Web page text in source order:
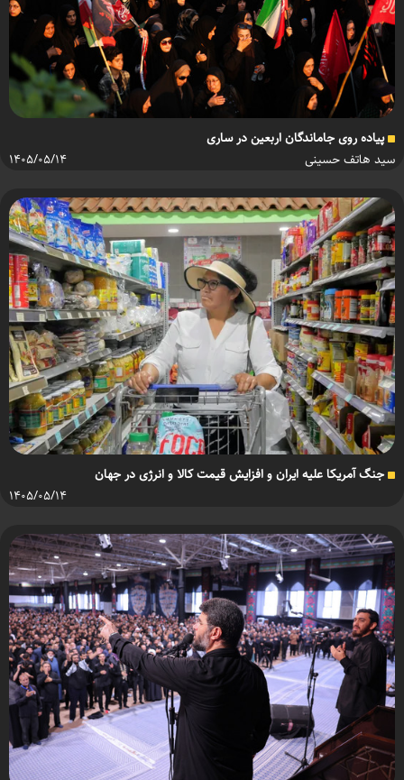
پیاده روی جاماندگان اربعین در ساری
سید هاتف حسینی
۱۴۰۵/۰۵/۱۴
جنگ آمریکا علیه ایران و افزایش قیمت کالا و انرژی در جهان
۱۴۰۵/۰۵/۱۴